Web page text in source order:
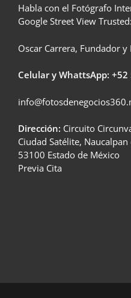
Habla con el Fotógrafo
Google Street View Trusted:
Oscar Carrera, Fundador
Celular y WhattsApp: +52
Dirección: Circuito
Ciudad Satélite, Naucalpan
53100 Estado de México
Previa Cita